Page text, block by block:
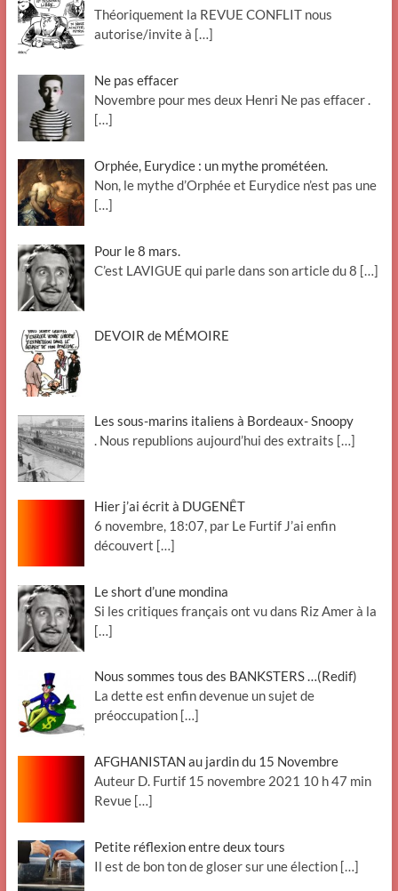
Théoriquement la REVUE CONFLIT nous
autorise/invite à […]
Ne pas effacer
Novembre pour mes deux Henri Ne pas effacer .
[…]
Orphée, Eurydice : un mythe prométéen.
Non, le mythe d’Orphée et Eurydice n’est pas une
[…]
Pour le 8 mars.
C’est LAVIGUE qui parle dans son article du 8 […]
DEVOIR de MÉMOIRE
Les sous-marins italiens à Bordeaux- Snoopy
. Nous republions aujourd’hui des extraits […]
Hier j’ai écrit à DUGENÊT
6 novembre, 18:07, par Le Furtif J’ai enfin
découvert […]
Le short d’une mondina
Si les critiques français ont vu dans Riz Amer à la
[…]
Nous sommes tous des BANKSTERS …(Redif)
La dette est enfin devenue un sujet de
préoccupation […]
AFGHANISTAN au jardin du 15 Novembre
Auteur D. Furtif 15 novembre 2021 10 h 47 min
Revue […]
Petite réflexion entre deux tours
Il est de bon ton de gloser sur une élection […]